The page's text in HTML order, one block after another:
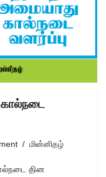
மின்னிதழ்
தின